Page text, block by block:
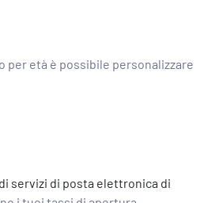
per età è possibile personalizzare
servizi di posta elettronica di